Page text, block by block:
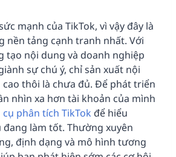
mạnh của TikTok, vì vậy đây là
nền tảng cạnh tranh nhất. Với
tạo nội dung và doanh nghiệp
sự chú ý, chỉ sản xuất nội
thôi là chưa đủ. Để phát triển
nhìn xa hơn tài khoản của mình
cụ phân tích TikTok để hiểu
làm tốt. Thường xuyên
định dạng và mô hình tương